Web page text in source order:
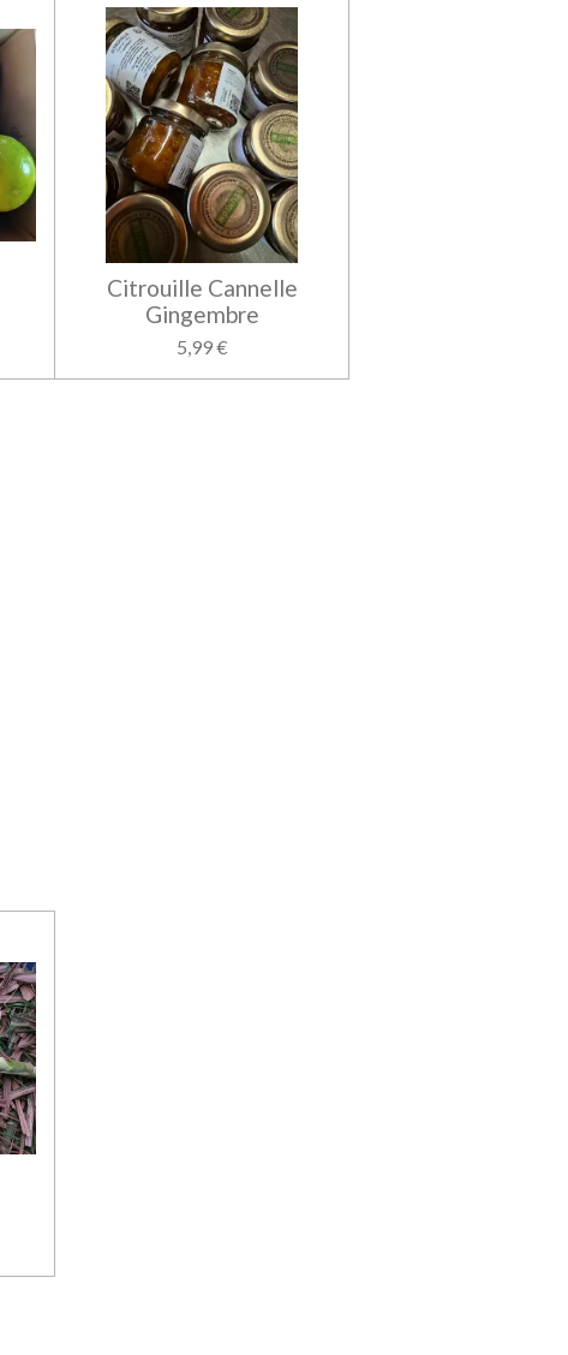
Citrouille Cannelle
Gingembre
5,99 €